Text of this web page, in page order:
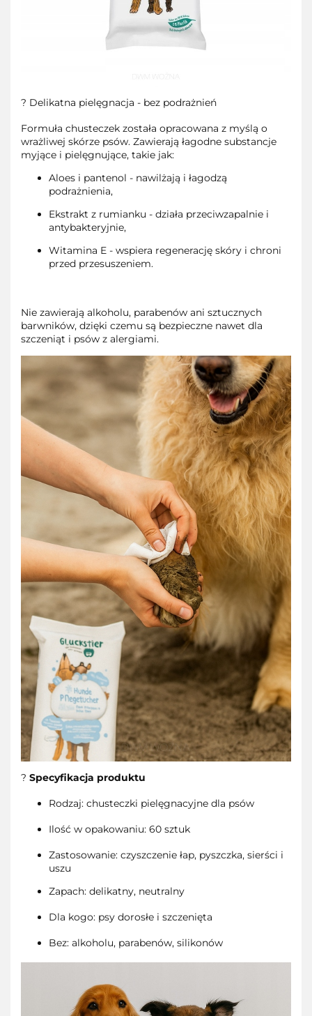
? Delikatna pielęgnacja - bez podrażnień
Formuła chusteczek została opracowana z myślą o
wrażliwej skórze psów. Zawierają łagodne substancje
myjące i pielęgnujące, takie jak:
Aloes i pantenol - nawilżają i łagodzą
podrażnienia,
Ekstrakt z rumianku - działa przeciwzapalnie i
antybakteryjnie,
Witamina E - wspiera regenerację skóry i chroni
przed przesuszeniem.
Nie zawierają alkoholu, parabenów ani sztucznych
barwników, dzięki czemu są bezpieczne nawet dla
szczeniąt i psów z alergiami.
? Specyfikacja produktu
Rodzaj: chusteczki pielęgnacyjne dla psów
Ilość w opakowaniu: 60 sztuk
Zastosowanie: czyszczenie łap, pyszczka, sierści i
uszu
Zapach: delikatny, neutralny
Dla kogo: psy dorosłe i szczenięta
Bez: alkoholu, parabenów, silikonów